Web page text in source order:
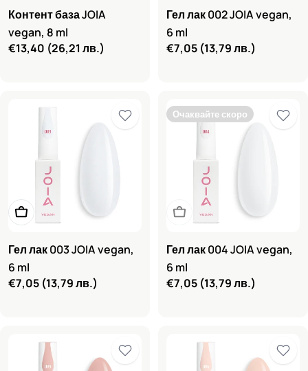
Контент база JOIA
vegan, 8 ml
Редовна
€13,40 (26,21 лв.)
Гел лак 002 JOIA vegan,
6 ml
Редовна
€7,05 (13,79 лв.)
Добави в количката
Гел лак 003 JOIA vegan,
6 ml
Редовна
€7,05 (13,79 лв.)
Очаквайте скоро
Очаквайте скоро
Гел лак 004 JOIA vegan,
6 ml
Редовна
€7,05 (13,79 лв.)